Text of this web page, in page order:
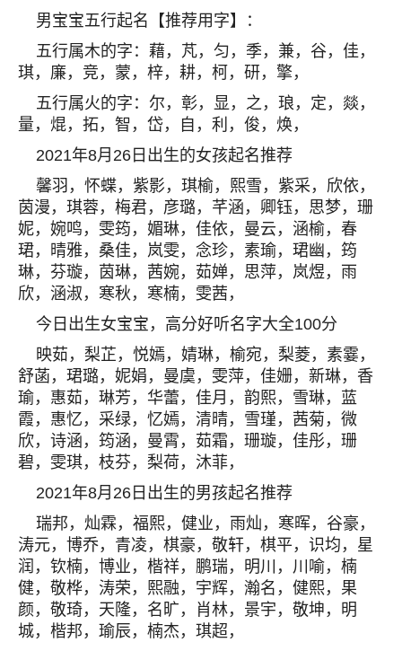
男宝宝五行起名【推荐用字】：
五行属木的字：藉，芃，匀，季，兼，谷，佳，
琪，廉，竞，蒙，梓，耕，柯，研，擎，
五行属火的字：尔，彰，显，之，琅，定，燚，
量，焜，拓，智，岱，自，利，俊，焕，
2021年8月26日出生的女孩起名推荐
馨羽，怀蝶，紫影，琪榆，熙雪，紫采，欣依，
茵漫，琪蓉，梅君，彦璐，芊涵，卿钰，思梦，珊
妮，婉鸣，雯筠，媚琳，佳依，曼云，涵榆，春
珺，晴雅，桑佳，岚雯，念珍，素瑜，珺幽，筠
琳，芬璇，茵琳，茜婉，茹婵，思萍，岚煜，雨
欣，涵淑，寒秋，寒楠，雯茜，
今日出生女宝宝，高分好听名字大全100分
映茹，梨芷，悦嫣，婧琳，榆宛，梨菱，素霎，
舒菡，珺璐，妮娟，曼虞，雯萍，佳姗，新琳，香
瑜，惠茹，琳芳，华蕾，佳月，韵熙，雪琳，蓝
霞，惠忆，采绿，忆嫣，清晴，雪瑾，茜菊，微
欣，诗涵，筠涵，曼霄，茹霜，珊璇，佳彤，珊
碧，雯琪，枝芬，梨荷，沐菲，
2021年8月26日出生的男孩起名推荐
瑞邦，灿霖，福熙，健业，雨灿，寒晖，谷豪，
涛元，博乔，青凌，棋豪，敬轩，棋平，识均，星
润，钦楠，博业，楷祥，鹏瑞，明川，川喻，楠
健，敬桦，涛荣，熙融，宇辉，瀚名，健熙，果
颜，敬琦，天隆，名旷，肖林，景宇，敬坤，明
城，楷邦，瑜辰，楠杰，琪超，